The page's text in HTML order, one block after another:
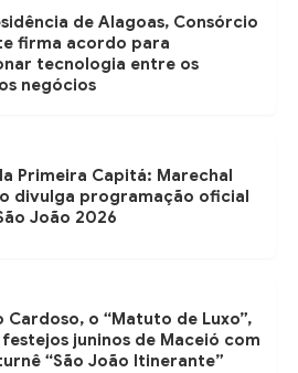
de Alagoas, Consórcio
firma acordo para
tecnologia entre os
negócios
Primeira Capitá: Marechal
divulga programação oficial
João 2026
Cardoso, o “Matuto de Luxo”,
juninos de Maceió com
“São João Itinerante”